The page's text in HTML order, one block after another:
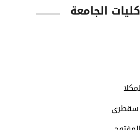
كليات الجامعة
- سقطرى